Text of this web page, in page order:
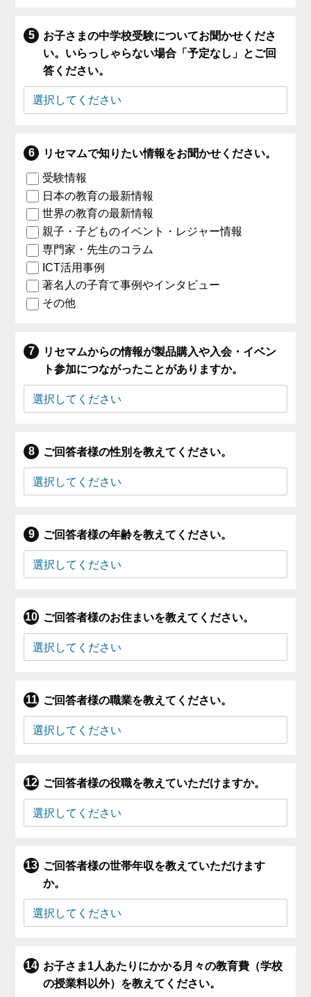
お子さまの中学校受験についてお聞かせくださ
い。いらっしゃらない場合「予定なし」とご回
答ください。
リセマムで知りたい情報をお聞かせください。
受験情報
日本の教育の最新情報
世界の教育の最新情報
親子・子どものイベント・レジャー情報
専門家・先生のコラム
ICT活用事例
著名人の子育て事例やインタビュー
その他
リセマムからの情報が製品購入や入会・イベン
ト参加につながったことがありますか。
ご回答者様の性別を教えてください。
ご回答者様の年齢を教えてください。
ご回答者様のお住まいを教えてください。
ご回答者様の職業を教えてください。
ご回答者様の役職を教えていただけますか。
ご回答者様の世帯年収を教えていただけます
か。
お子さま1人あたりにかかる月々の教育費（学校
の授業料以外）を教えてください。